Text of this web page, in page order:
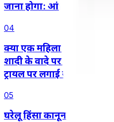
जाना होगा: आंध्र प्रदेश हाई कोर्ट
04
क्या एक महिला एक ही
शादी के वादे पर भरोसा कर
ट्रायल पर लगाई रोक
05
घरेलू हिंसा कानून के तहत